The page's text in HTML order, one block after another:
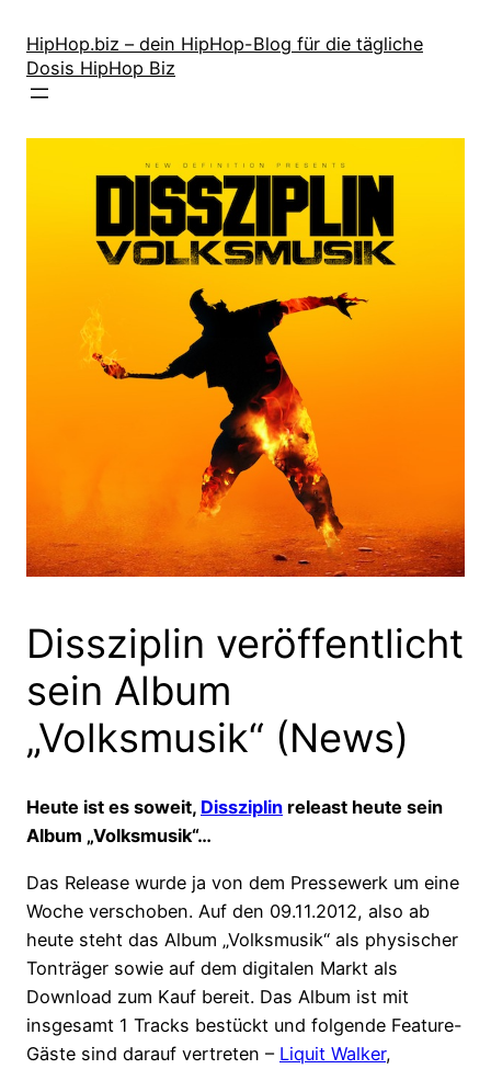
Inhalt
springen
HipHop.biz – dein HipHop-Blog für die tägliche
Dosis HipHop Biz
Dissziplin veröffentlicht
sein Album
„Volksmusik“ (News)
Heute ist es soweit, Dissziplin releast heute sein
Album „Volksmusik“…
Das Release wurde ja von dem Pressewerk um eine
Woche verschoben. Auf den 09.11.2012, also ab
heute steht das Album „Volksmusik“ als physischer
Tonträger sowie auf dem digitalen Markt als
Download zum Kauf bereit. Das Album ist mit
insgesamt 1 Tracks bestückt und folgende Feature-
Gäste sind darauf vertreten – Liquit Walker,